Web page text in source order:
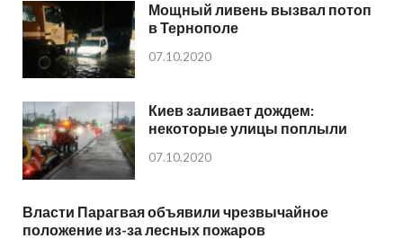
Мощный ливень вызвал потоп
в Тернополе
07.10.2020
Киев заливает дождем:
некоторые улицы поплыли
07.10.2020
Власти Парагвая объявили чрезвычайное
положение из-за лесных пожаров